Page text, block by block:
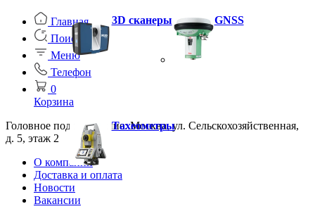
Главная
Поиск
Меню
Телефон
0
Корзина
Головное подразделение: Москва, ул. Сельскохозяйственная,
д. 5, этаж 2
О компании
Доставка и оплата
Новости
Вакансии
3D сканеры GNSS
Тахеометры